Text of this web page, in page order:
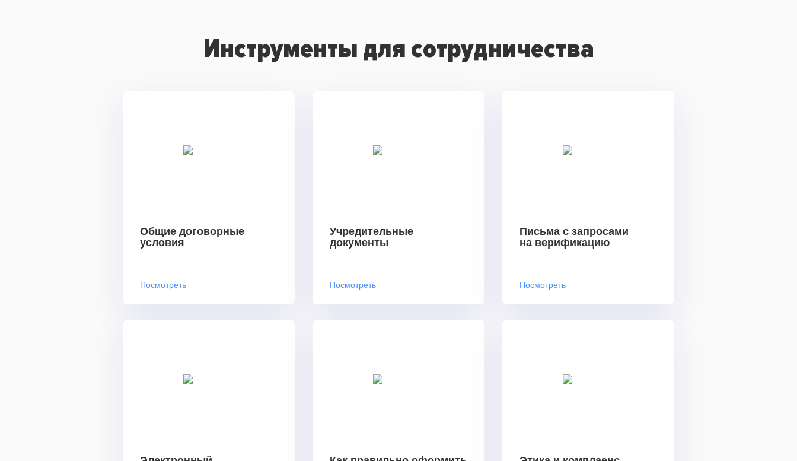
Инструменты для сотрудничества
Общие договорные
условия
Посмотреть
Учредительные
документы
Посмотреть
Письма с запросами
на верификацию
Посмотреть